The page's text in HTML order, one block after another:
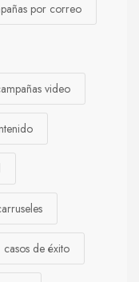
por correo
video
casos de éxito